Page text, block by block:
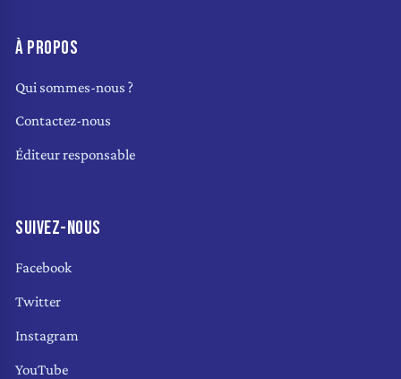
À PROPOS
Qui sommes-nous ?
Contactez-nous
Éditeur responsable
SUIVEZ-NOUS
Facebook
Twitter
Instagram
YouTube